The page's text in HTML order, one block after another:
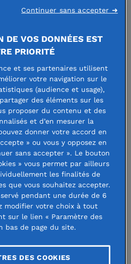
Aux côtés de
six autres
fonds et
fondations, le
collectif
d'action «
Transition
et solidaire » de la
est à l’initiative
en avril dernier.
DE VOS DONNÉES EST
PRIORITÉ
et ses partenaires utilisent
votre navigation sur le
(audience et usage),
des éléments sur les
proposer du contenu et des
et d’en mesurer la
donner votre accord en
» ou vous y opposez en
sans accepter ». Le bouton
» vous permet par ailleurs
les finalités de
que vous souhaitez accepter.
pendant une durée de 6
modifier votre choix à tout
sur le lien « Paramètre des
bas de page du site.
DES COOKIES
Continuer sans accepter ➜